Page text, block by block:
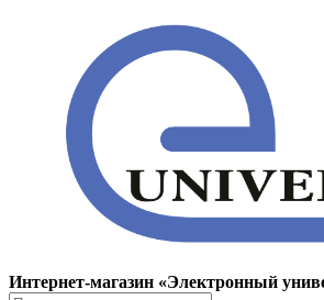
Интернет-магазин «Электронный